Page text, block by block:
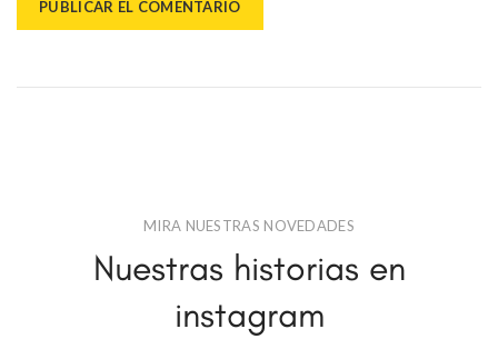
MIRA NUESTRAS NOVEDADES
Nuestras historias en
instagram